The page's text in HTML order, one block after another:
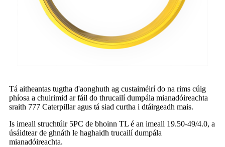
Tá aitheantas tugtha d'aonghuth ag custaiméirí do na rims cúig
phíosa a chuirimid ar fáil do thrucailí dumpála mianadóireachta
sraith 777 Caterpillar agus tá siad curtha i dtáirgeadh mais.
Is imeall struchtúir 5PC de bhoinn TL é an imeall 19.50-49/4.0, a
úsáidtear de ghnáth le haghaidh trucailí dumpála
mianadóireachta.